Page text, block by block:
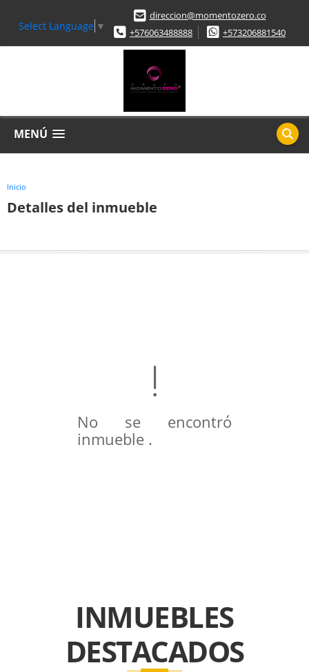
Select Language ▼
direccion@momentozero.co
+576063488888
+573206881540
MENÚ
Inicio
Detalles del inmueble
No se encontró
inmueble .
INMUEBLES
DESTACADOS